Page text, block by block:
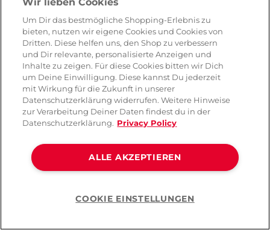
Kundendienst
Wir sind für dich da: Bei Fragen erreichst du
uns jederzeit unterhello@amorana.de
Sicheres Einkaufen
SSL-Verschlüsselung, geprüfte
Um Dir das bestmögliche Shopping-Erlebnis zu
bieten, nutzen wir eigene Cookies und Cookies von
Dritten. Diese helfen uns, den Shop zu verbessern
und Dir relevante, personalisierte Anzeigen und
Inhalte zu zeigen. Für diese Cookies bitten wir Dich
um Deine Einwilligung. Diese kannst Du jederzeit
mit Wirkung für die Zukunft in unserer
Datenschutzerklärung widerrufen. Weitere Hinweise
zur Verarbeitung Deiner Daten findest du in der
Datenschutzerklärung. Privacy Policy
ALLE AKZEPTIEREN
COOKIE EINSTELLUNGEN